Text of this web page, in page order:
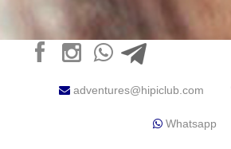
adventures@hipiclub.com
Whatsapp